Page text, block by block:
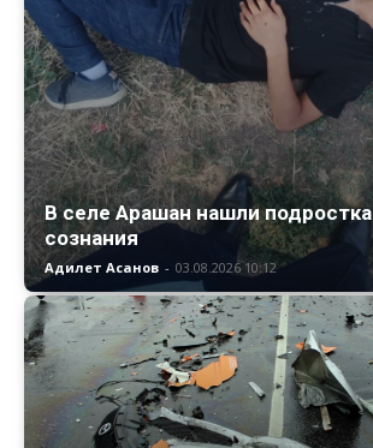
В селе Арашан нашли
сознания
Адилет Асанов - 03.08.2026 10:12